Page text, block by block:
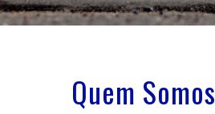
Quem Somos